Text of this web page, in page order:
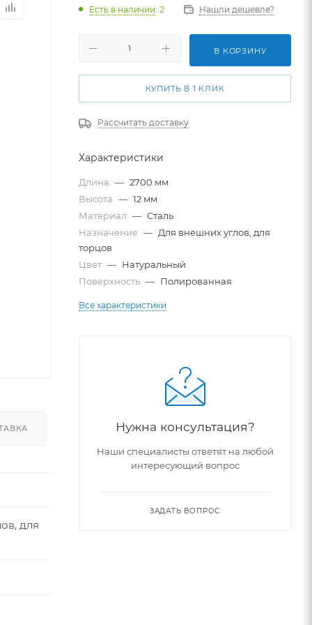
для
Есть в наличии: 2 Нашли дешевле?
В КОРЗИНУ
КУПИТЬ В 1 КЛИК
Рассчитать доставку
Характеристики
Длина — 2700 мм
Высота — 12 мм
Материал — Сталь
Назначение — Для внешних углов, для
торцов
Цвет — Натуральный
Поверхность — Полированная
Все характеристики
Нужна консультация?
Наши специалисты ответят на любой
интересующий вопрос
ЗАДАТЬ ВОПРОС